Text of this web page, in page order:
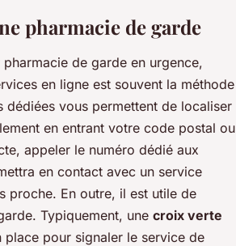
pharmacie de garde
pharmacie de garde en urgence,
en ligne est souvent la méthode
dédiées vous permettent de localiser
en entrant votre code postal ou
appeler le numéro dédié aux
en contact avec un service
proche. En outre, il est utile de
Typiquement, une croix verte
pour signaler le service de